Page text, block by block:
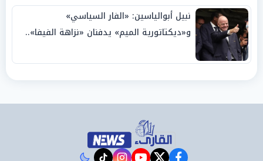
نبيل أبوالياسين: «الفار السياسي»
و«ديكتاتورية الميم» يدفنان «نزاهة الفيفا»..